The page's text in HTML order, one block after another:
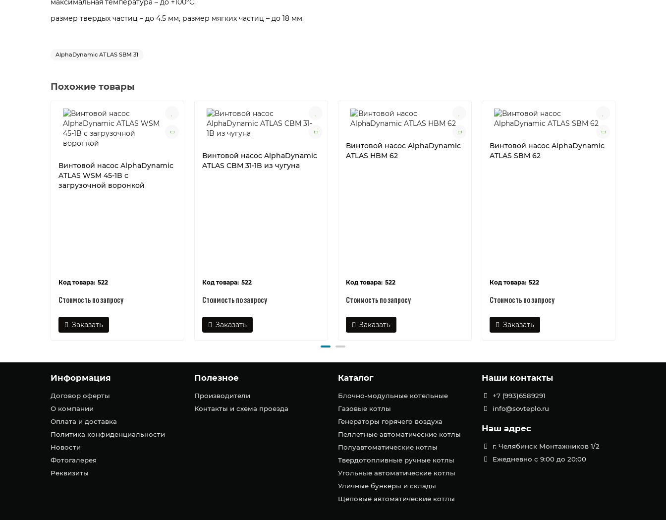
максимальная температура – до +100°C,
размер твердых частиц – до 4.5 мм, размер мягких частиц – до 18 мм.
AlphaDynamic ATLAS SBM 31
Похожие товары
Винтовой насос AlphaDynamic
ATLAS WSM 45-1B с
загрузочной воронкой
522
Стоимость по запросу
Заказать
Винтовой насос AlphaDynamic
ATLAS CBM 31-1B из чугуна
522
Стоимость по запросу
Заказать
Винтовой насос AlphaDynamic
ATLAS HBM 62
522
Стоимость по запросу
Заказать
Винтовой насос AlphaDynamic
ATLAS SBM 62
522
Стоимость по запросу
Заказать
Информация
Договор оферты
О компании
Оплата и доставка
Политика конфиденциальности
Новости
Фотогалерея
Реквизиты
Полезное
Производители
Контакты и схема проезда
Каталог
Блочно-модульные котельные
Газовые котлы
Генераторы горячего воздуха
Пеллетные автоматические котлы
Полуавтоматические котлы
Твердотопливные ручные котлы
Угольные автоматические котлы
Уличные бункеры и склады
Щеповые автоматические котлы
Наши контакты
+7 (993)6589291
info@sovteplo.ru
Наш адрес
г. Челябинск Монтажников 1/2
Ежедневно с 9:00 до 20:00